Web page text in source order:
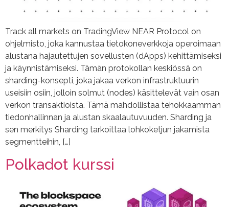
Track all markets on TradingView NEAR Protocol on
ohjelmisto, joka kannustaa tietokoneverkkoja operoimaan
alustana hajautettujen sovellusten (dApps) kehittämiseksi
ja käynnistämiseksi. Tämän protokollan keskiössä on
sharding-konsepti, joka jakaa verkon infrastruktuurin
useisiin osiin, jolloin solmut (nodes) käsittelevät vain osan
verkon transaktioista. Tämä mahdollistaa tehokkaamman
tiedonhallinnan ja alustan skaalautuvuuden. Sharding ja
sen merkitys Sharding tarkoittaa lohkoketjun jakamista
segmentteihin, […]
Polkadot kurssi